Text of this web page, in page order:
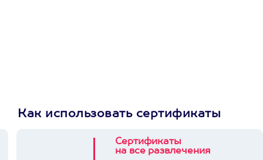
Как использовать сертификаты
Сертификаты
на все развлечения